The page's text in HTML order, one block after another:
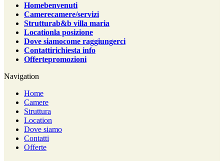
Homebenvenuti
Camerecamere/servizi
Strutturab&b villa maria
Locationla posizione
Dove siamocome raggiungerci
Contattirichiesta info
Offertepromozioni
Navigation
Home
Camere
Struttura
Location
Dove siamo
Contatti
Offerte